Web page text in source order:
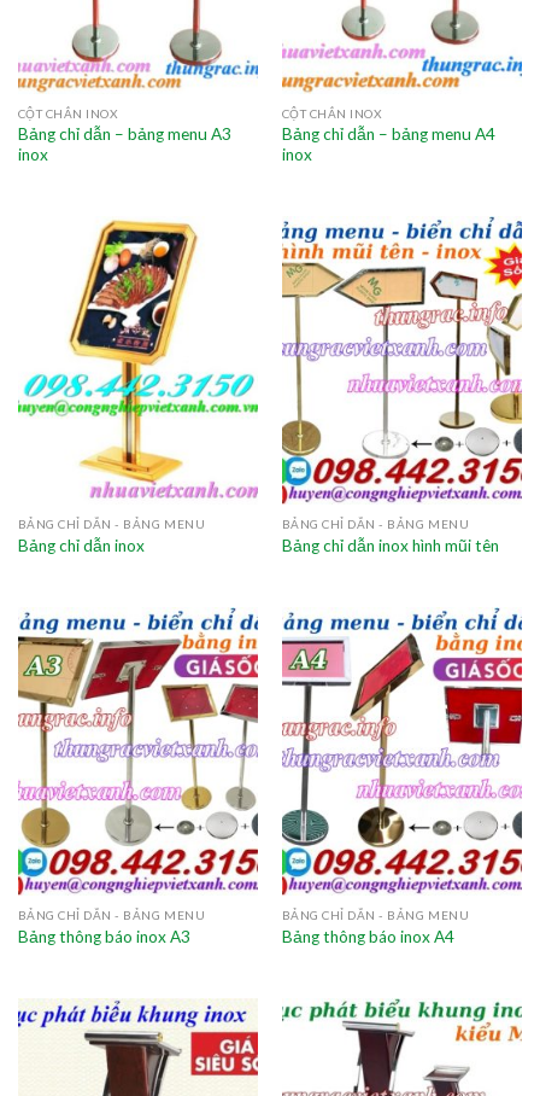
CỘT CHẮN INOX
Bảng chỉ dẫn – bảng menu A3
inox
CỘT CHẮN INOX
Bảng chỉ dẫn – bảng menu A4
inox
BẢNG CHỈ DẪN - BẢNG MENU
Bảng chỉ dẫn inox
BẢNG CHỈ DẪN - BẢNG MENU
Bảng chỉ dẫn inox hình mũi tên
BẢNG CHỈ DẪN - BẢNG MENU
Bảng thông báo inox A3
BẢNG CHỈ DẪN - BẢNG MENU
Bảng thông báo inox A4